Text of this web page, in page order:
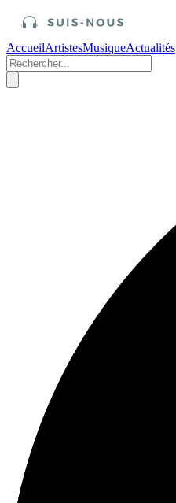
AccueilArtistesMusiqueActualités